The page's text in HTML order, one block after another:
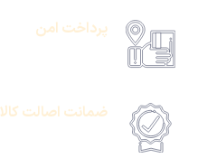
پرداخت امن
ضمانت اصالت کالا